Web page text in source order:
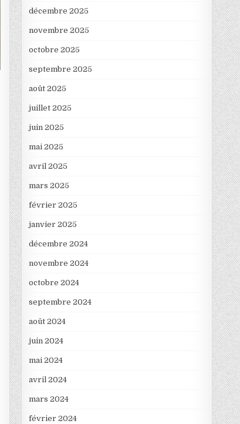
décembre 2025
novembre 2025
octobre 2025
septembre 2025
août 2025
juillet 2025
juin 2025
mai 2025
avril 2025
mars 2025
février 2025
janvier 2025
décembre 2024
novembre 2024
octobre 2024
septembre 2024
août 2024
juin 2024
mai 2024
avril 2024
mars 2024
février 2024